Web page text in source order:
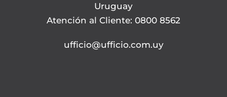
Uruguay
Atención al Cliente: 0800 8562
ufficio@ufficio.com.uy